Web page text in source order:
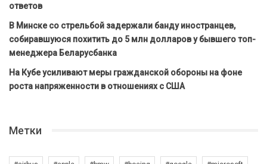
ответов
В Минске со стрельбой задержали банду иностранцев,
собиравшуюся похитить до 5 млн долларов у бывшего топ-
менеджера Беларусбанка
На Кубе усиливают меры гражданской обороны на фоне
роста напряженности в отношениях с США
Метки